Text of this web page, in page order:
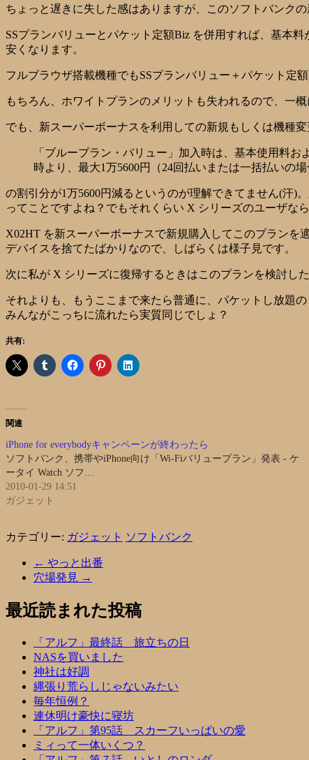
ちょっと遅きに失した感はありますが、このソフトバンク
SSプランバリューとパケット定額Biz を併用すれば、基本
安くなります。
フルブラウザ搭載機種でもSSプランバリュー＋パケット定
もちろん、ホワイトプランのメリットも失われるので、一
でも、新スーパーボーナスを利用しての新規もしくは機種
「ブループラン・バリュー」加入時は、基本使用料
時より、最大1万5600円（24回払いまたは一括払いの
の割引分が1万5600円減るというのが理解できてません(汗)
ってことですよね？でもそれくらい X シリーズのユーザな
X02HT を新スーパーボーナスで新規購入してこのプラン
デバイスを捨てたばかりなので、しばらくは様子見です。
次に私が X シリーズに復帰するときはこのプランを検討し
それよりも、もうここまで来たら普通に、パケットし放題
みんながこっちに流れたら実質同じでしょ？
共有:
関連
iPhone for everybodyキャンペーンが終わったら
ソフトバンク、携帯やiPhone向け「Wi-Fiバリュープラン」発表 - ケ
ータイ Watch ソフ…
2010-01-29 14:51
ガジェット
カテゴリー: ガジェット ソフトバンク
← やっと出番
穴場発見 →
最近読まれた投稿
「アルフ」最終話 旅立ちの日
NASを買いました
神社は好調
縄張り荒らしじゃないみたい
毎年恒例？
連休明け豪快に寝坊
「アルフ」第95話 スカーフいっぱいの愛
ミィって一体いくつ？